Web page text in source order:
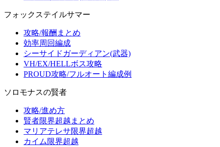
フォックステイルサマー
攻略/報酬まとめ
効率周回編成
シーサイドガーディアン(武器)
VH/EX/HELLボス攻略
PROUD攻略/フルオート編成例
ソロモナスの賢者
攻略/進め方
賢者限界超越まとめ
マリアテレサ限界超越
カイム限界超越